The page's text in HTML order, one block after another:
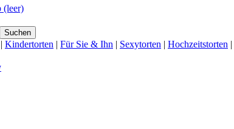
(leer)
| Kindertorten | Für Sie & Ihn | Sexytorten | Hochzeitstorten |